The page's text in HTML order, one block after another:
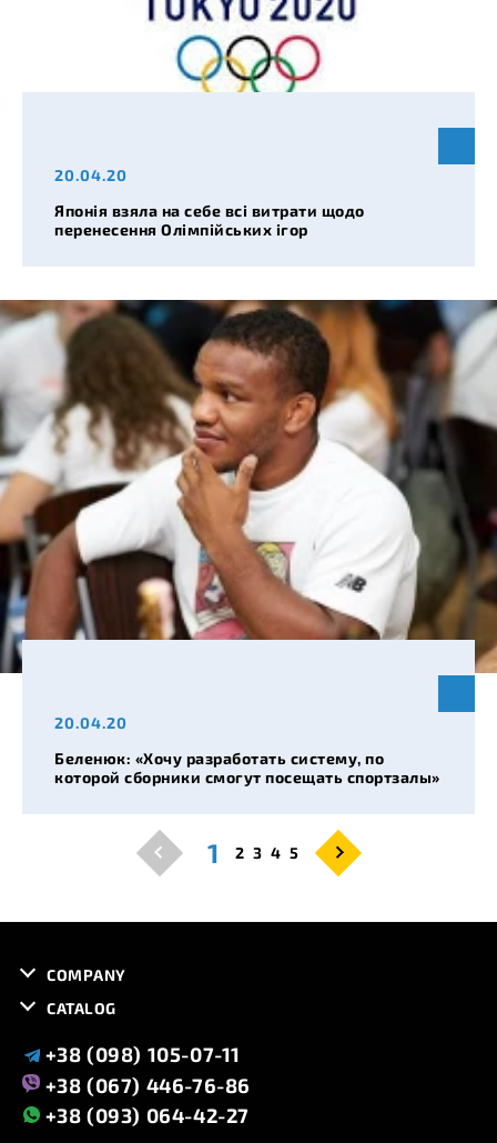
20.04.20
Японія взяла на себе всі витрати щодо
перенесення Олімпійських ігор
20.04.20
Беленюк: «Хочу разработать систему, по
которой сборники смогут посещать спортзалы»
1 2 3 4 5
COMPANY
CATALOG
+38 (098) 105-07-11
+38 (067) 446-76-86
+38 (093) 064-42-27